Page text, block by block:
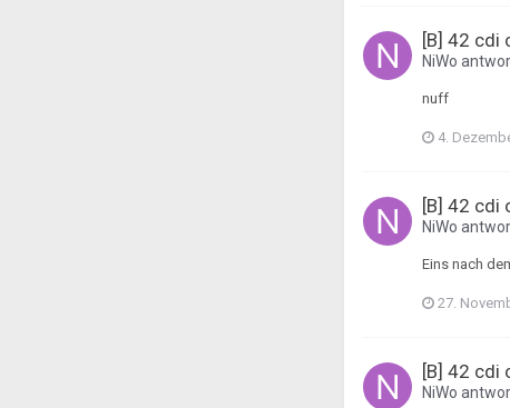
[B] 42 cdi
NiWo
nuff
4.
[B] 42 cdi
NiWo
Eins nach
27.
[B] 42 cdi
NiWo